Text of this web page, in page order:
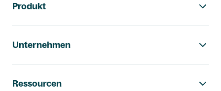
Produkt
Unternehmen
Ressourcen